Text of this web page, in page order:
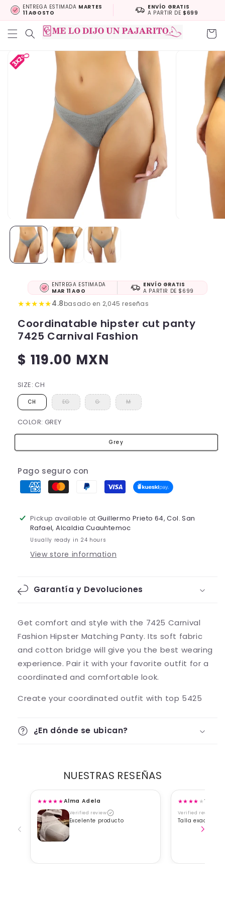
Skip to
content
ENTREGA ESTIMADA MARTES
11 AGOSTO
ENVÍO GRATIS
A PARTIR DE$699
Cart
Skip to
product
information
ENTREGA ESTIMADA
MAR 11 AGO
ENVÍO GRATIS
A PARTIR DE $699
★★★★★4.8basado en 2,045 reseñas
Coordinatable hipster cut panty
7425 Carnival Fashion
Regular
$ 119.00 MXN
SIZE:CH
CH EG G M
COLOR: GREY
Grey
Pago seguro con
Pickup available atGuillermo Prieto 64, Col. San
Rafael, Alcaldia Cuauhtemoc
Usually ready in 24 hours
View store information
Garantía y Devoluciones
Get comfort and style with the 7425 Carnival
Fashion Hipster Matching Panty. Its soft fabric
and cotton bridge will give you the best wearing
experience. Pair it with your favorite outfit for a
coordinated and comfortable look.
Create your coordinated outfit with top 5425
¿En dónde se ubican?
NUESTRAS RESEÑAS
★★★★★Alma Adela
Verified review
Excelente producto
★★★★★
Verified review
Talla exacta,